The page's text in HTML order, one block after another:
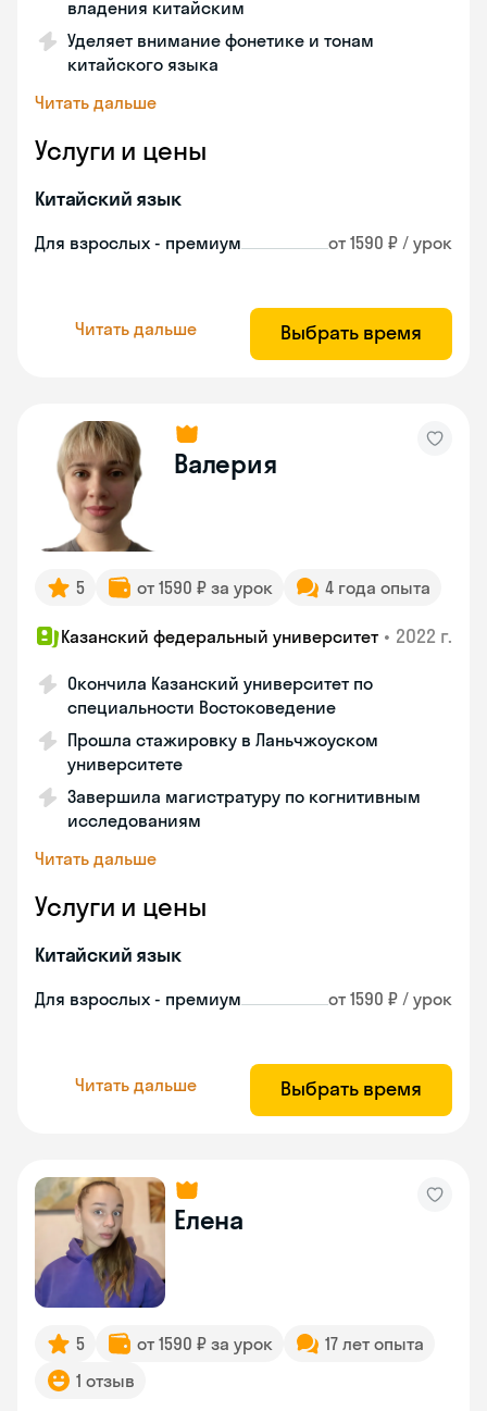
владения китайским
Уделяет внимание фонетике и тонам
китайского языка
Читать дальше
Услуги и цены
Китайский язык
Для взрослых - премиум от 1590 ₽ / урок
Читать дальше Выбрать время
Валерия
5 от 1590 ₽ за урок 4 года опыта
Казанский федеральный университет • 2022 г.
Окончила Казанский университет по
специальности Востоковедение
Прошла стажировку в Ланьчжоуском
университете
Завершила магистратуру по когнитивным
исследованиям
Читать дальше
Услуги и цены
Китайский язык
Для взрослых - премиум от 1590 ₽ / урок
Читать дальше Выбрать время
Елена
5 от 1590 ₽ за урок
17 лет опыта
1 отзыв